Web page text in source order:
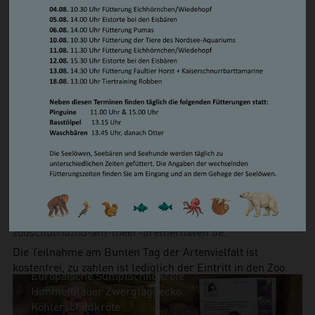
Steppenlemming
Südamerikanischer Seelöwe/ Mähnenrobbe
Zwergotter
Waschbär
Vögel
Basstölpel
Brandgans
Magellan-Dampfschiffente
Eiderente
Humboldtpinguin
Kormoran
Schneeeule
Wiedehopf
Zwergsäger
Serama-Zwerghühner
Kriechtiere
Europäische Sumpfschildkröte
Himmelblauer Zwergtaggecko
Köhlerschildkröte
Mitmach-Station können aus Stofftaschen und natürlichen
Materialien aus dem Wald ein plastikfreies Spiel erschafft
werden. Die Botanika Bremen demonstriert die vielfältige
Schönheit von Schmetterlingen und der Imkerverein
Bremerhaven zeigt, welch große Leistung Bienen und
Wespen vollbringen Weitere Info- und Spielstände
erklären woher wir wissen, welche Tiere unsere Hilfe
benötigen und welche Artenschutzorganisationen der Zoo
am Meer unterstützt.
Drei exklusive Führungen hinter die Kulissen, um 11.00
Uhr, 13.00 Uhr und 15.00 Uhr, geben einmalige Einblicke in
Artenschutz.
Die Führungen sind kostenlos, um eine
Voranmeldung wird gebeten
per Mail unter
zooschule@zoo-am-meer-bremerhaven.de.
Die Teilnahme am Bunten Tag der Artenvielfalt ist
kostenfrei, zu zahlen ist lediglich der Eintritt in den Zoo.